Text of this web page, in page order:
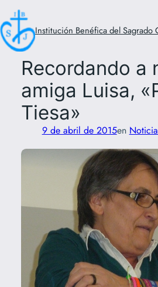
Saltar
al
contenido
Institución Benéfica del Sagrado
Recordando a
amiga Luisa,
Tiesa»
9 de abril de 2015en